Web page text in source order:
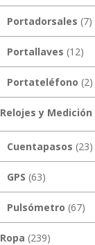
Portadorsales (7)
Portallaves (12)
Portateléfono (2)
Relojes y Medición
Cuentapasos (23)
GPS (63)
Pulsómetro (67)
Ropa (239)